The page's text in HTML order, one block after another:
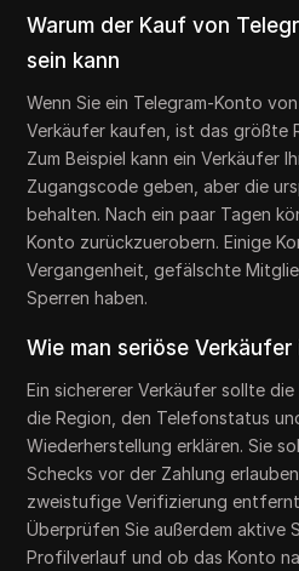
Warum der Kauf von
sein kann
Wenn Sie ein Telegram-Konto
Verkäufer kaufen, ist das größte
Zum Beispiel kann ein Verkäufer
Zugangscode geben, aber die
behalten. Nach ein paar Tagen
Konto zurückzuerobern. Einige
Vergangenheit, gefälschte
Sperren haben.
Wie man seriöse
Ein sichererer Verkäufer sollte
die Region, den Telefonstatus
Wiederherstellung erklären. Sie
Schecks vor der Zahlung
zweistufige Verifizierung
Überprüfen Sie außerdem aktive
Profilverlauf und ob das Konto